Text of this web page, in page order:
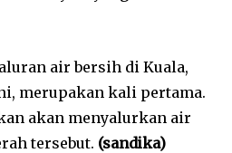
air bersih di Kuala,
merupakan kali pertama.
akan menyalurkan air
tersebut. (sandika)